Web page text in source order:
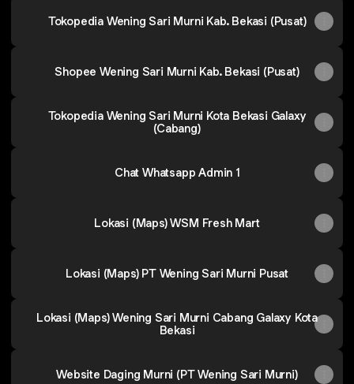
Tokopedia Wening Sari Murni Kab. Bekasi (Pusat)
Shopee Wening Sari Murni Kab. Bekasi (Pusat)
Tokopedia Wening Sari Murni Kota Bekasi Galaxy
(Cabang)
Chat Whatsapp Admin 1
Lokasi (Maps) WSM Fresh Mart
Lokasi (Maps) PT Wening Sari Murni Pusat
Lokasi (Maps) Wening Sari Murni Cabang Galaxy Kota
Bekasi
Website Daging Murni (PT Wening Sari Murni)